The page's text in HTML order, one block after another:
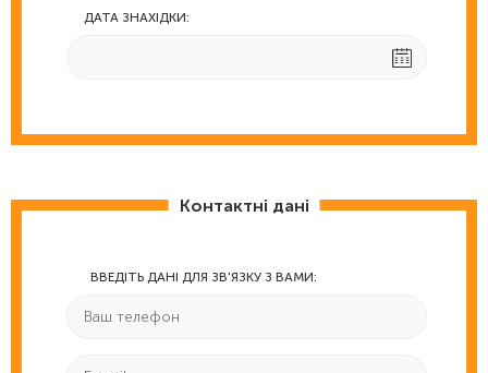
ДАТА ЗНАХІДКИ:
Контактні дані
ВВЕДІТЬ ДАНІ ДЛЯ ЗВ'ЯЗКУ З ВАМИ: